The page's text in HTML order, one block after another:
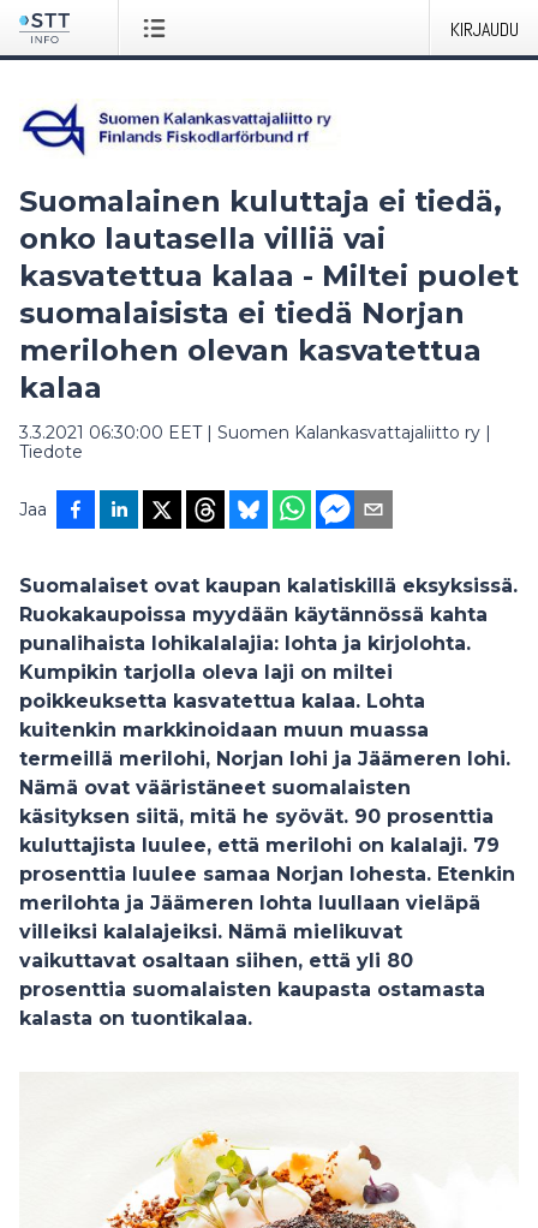
KIRJAUDU
Suomalainen kuluttaja ei tiedä,
onko lautasella villiä vai
kasvatettua kalaa - Miltei puolet
suomalaisista ei tiedä Norjan
merilohen olevan kasvatettua
kalaa
3.3.2021 06:30:00 EET| Suomen Kalankasvattajaliitto ry |
Tiedote
Jaa
Suomalaiset ovat kaupan kalatiskillä eksyksissä.
Ruokakaupoissa myydään käytännössä kahta
punalihaista lohikalalajia: lohta ja kirjolohta.
Kumpikin tarjolla oleva laji on miltei
poikkeuksetta kasvatettua kalaa. Lohta
kuitenkin markkinoidaan muun muassa
termeillä merilohi, Norjan lohi ja Jäämeren lohi.
Nämä ovat vääristäneet suomalaisten
käsityksen siitä, mitä he syövät. 90 prosenttia
kuluttajista luulee, että merilohi on kalalaji. 79
prosenttia luulee samaa Norjan lohesta. Etenkin
merilohta ja Jäämeren lohta luullaan vieläpä
villeiksi kalalajeiksi. Nämä mielikuvat
vaikuttavat osaltaan siihen, että yli 80
prosenttia suomalaisten kaupasta ostamasta
kalasta on tuontikalaa.